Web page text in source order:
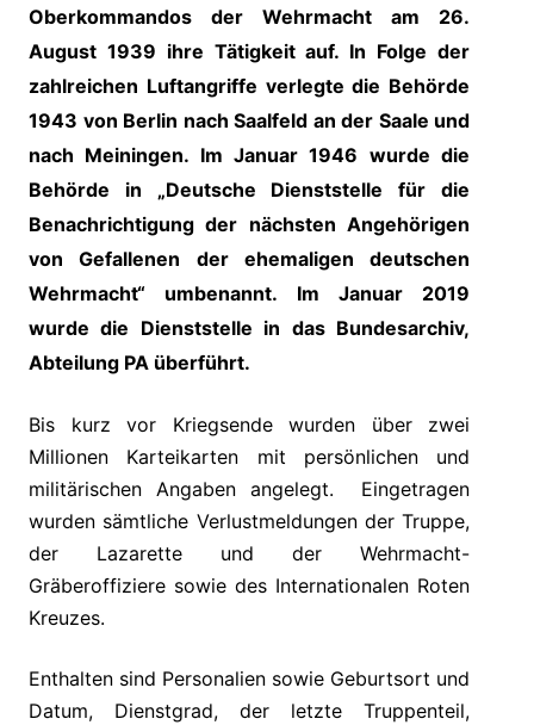
Oberkommandos der Wehrmacht am 26.
August 1939 ihre Tätigkeit auf. In Folge der
zahlreichen Luftangriffe verlegte die Behörde
1943 von Berlin nach Saalfeld an der Saale und
nach Meiningen. Im Januar 1946 wurde die
Behörde in „Deutsche Dienststelle für die
Benachrichtigung der nächsten Angehörigen
von Gefallenen der ehemaligen deutschen
Wehrmacht“ umbenannt. Im Januar 2019
wurde die Dienststelle in das Bundesarchiv,
Abteilung PA überführt.
Bis kurz vor Kriegsende wurden über zwei
Millionen Karteikarten mit persönlichen und
militärischen Angaben angelegt. Eingetragen
wurden sämtliche Verlustmeldungen der Truppe,
der Lazarette und der Wehrmacht-
Gräberoffiziere sowie des Internationalen Roten
Kreuzes.
Enthalten sind Personalien sowie Geburtsort und
Datum, Dienstgrad, der letzte Truppenteil,